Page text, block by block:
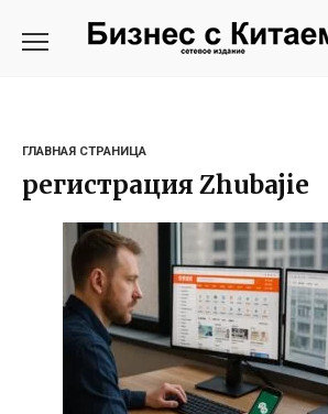
ГЛАВНАЯ СТРАНИЦА
регистрация Zhubajie